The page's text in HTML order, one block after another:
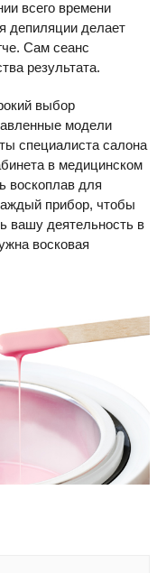
всего времени
депиляции делает
Сам сеанс
результата.
выбор
модели
специалиста салона
в медицинском
воскоплав для
прибор, чтобы
вашу деятельность в
восковая